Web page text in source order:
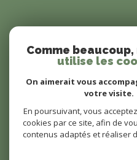
VOUS
estimez votre
Comme
utilise les
On aimerait vous
votre visite.
En poursuivant, vous
cookies par ce site, afin de
contenus adaptés et réaliser